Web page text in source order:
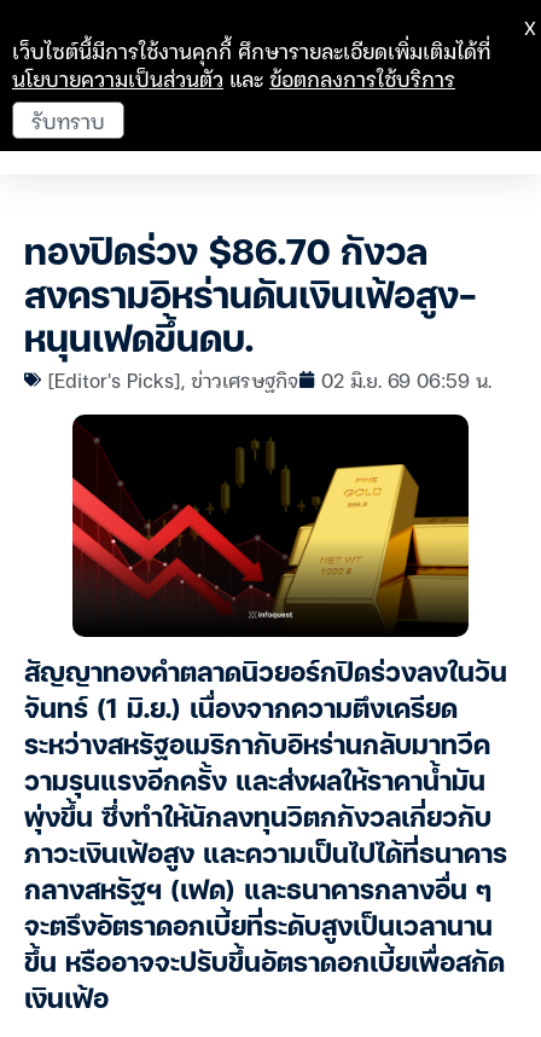
ทองปิดร่วง $86.70 กังวล
สงครามอิหร่านดันเงินเฟ้อสูง-
หนุนเฟดขึ้นดบ.
[Editor's Picks],ข่าวเศรษฐกิจ 02 มิ.ย. 69 06:59 น.
สัญญาทองคำตลาดนิวยอร์กปิดร่วงลงในวัน
จันทร์ (1 มิ.ย.) เนื่องจากความตึงเครียด
ระหว่างสหรัฐอเมริกากับอิหร่านกลับมาทวีค
วามรุนแรงอีกครั้ง และส่งผลให้ราคาน้ำมัน
พุ่งขึ้น ซึ่งทำให้นักลงทุนวิตกกังวลเกี่ยวกับ
ภาวะเงินเฟ้อสูง และความเป็นไปได้ที่ธนาคาร
กลางสหรัฐฯ (เฟด) และธนาคารกลางอื่น ๆ
จะตรึงอัตราดอกเบี้ยที่ระดับสูงเป็นเวลานาน
ขึ้น หรืออาจจะปรับขึ้นอัตราดอกเบี้ยเพื่อสกัด
เงินเฟ้อ
เว็บไซต์นี้มีการใช้งานคุกกี้ ศึกษารายละเอียดเพิ่มเติมได้ที่
นโยบายความเป็นส่วนตัว และข้อตกลงการใช้บริการ
รับทราบ
X